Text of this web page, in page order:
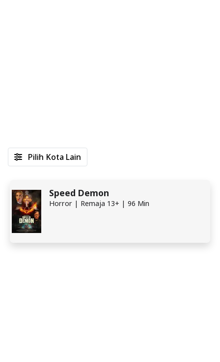
Speed Demon
Horror | Remaja 13+ | 96 Min
Pilih Kota Lain